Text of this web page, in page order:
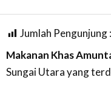
Jumlah Pengunjung :
Makanan Khas
Sungai Utara yang